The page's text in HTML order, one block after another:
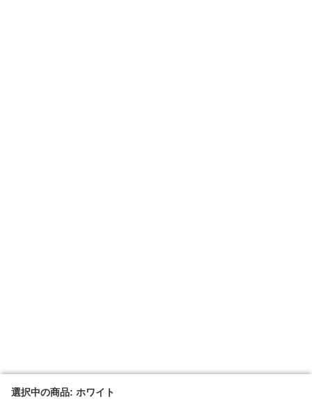
選択中の商品: ホワイト
選択中の商品: ホワイト